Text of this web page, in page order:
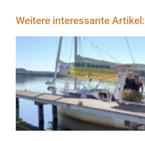
Weitere interessante Artikel: